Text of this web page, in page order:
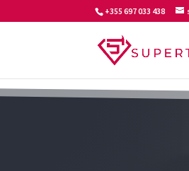
+355 697 033 438